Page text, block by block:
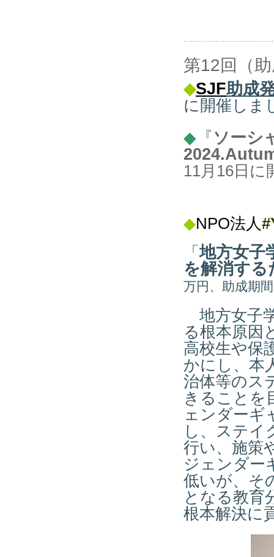
第12回（
◆SJF助成
に開催しま
◆ 『 ソーシ
11月16日に
◆NPO法人
「地方女子
を解消する
万円、助成期
地方女子
る根本原因
高校生や保
かにし、本
治体等のス
きることを
ェンダーギ
し、ステイ
行い、施策
ジェンダー
低いが、そ
となる教育
根本解決に